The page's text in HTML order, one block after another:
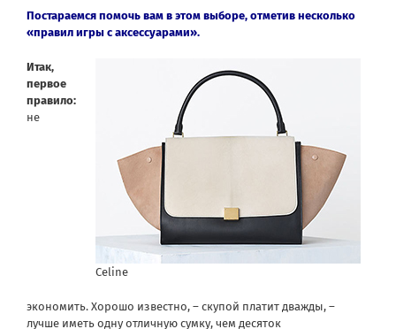
Постараемся помочь вам в этом выборе, отметив несколько
«правил игры с аксессуарами».
Celine
Итак,
первое
правило:
не
экономить. Хорошо известно, – скупой платит дважды, –
лучше иметь одну отличную сумку, чем десяток